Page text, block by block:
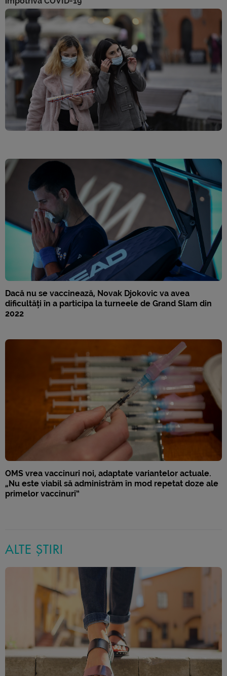
Dacă nu se vaccinează, Novak Djokovic va avea
dificultăți în a participa la turneele de Grand Slam din
2022
OMS vrea vaccinuri noi, adaptate variantelor actuale.
„Nu este viabil să administrăm în mod repetat doze ale
primelor vaccinuri”
ALTE ȘTIRI